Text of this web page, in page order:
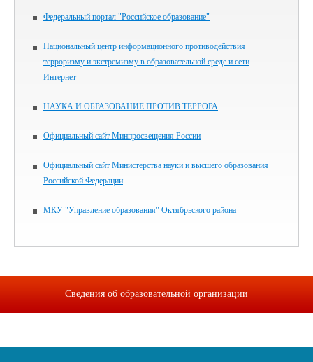
Федеральный портал "Российское образование"
Национальный центр информационного противодействия
терроризму и экстремизму в образовательной среде и сети
Интернет
НАУКА И ОБРАЗОВАНИЕ ПРОТИВ ТЕРРОРА
Официальный сайт Минпросвещения России
Официальный сайт Министерства науки и высшего образования
Российской Федерации
МКУ "Управление образования" Октябрьского района
Сведения об образовательной организации